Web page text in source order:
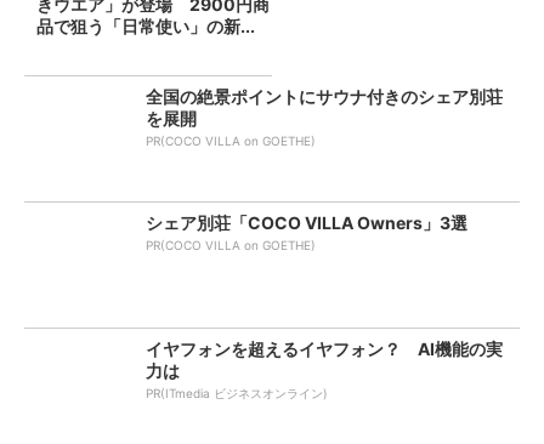
きウエア」が登場 2900円商
品で狙う「日常使い」の新...
全国の絶景ポイントにサウナ付きのシェア別荘
を展開
PR(COCO VILLA on GOETHE)
シェア別荘「COCO VILLA Owners」3選
PR(COCO VILLA on GOETHE)
イヤフォンを超えるイヤフォン？ AI機能の実
力は
PR(ITmedia ビジネスオンライン)